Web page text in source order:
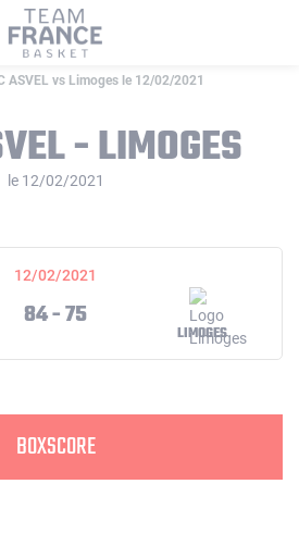
ASVEL vs Limoges le 12/02/2021
- LIMOGES
le 12/02/2021
12/02/2021
84 - 75
LIMOGES
BOXSCORE